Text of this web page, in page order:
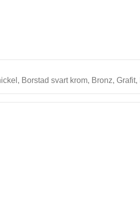
, Borstad svart krom, Bronz, Grafit,